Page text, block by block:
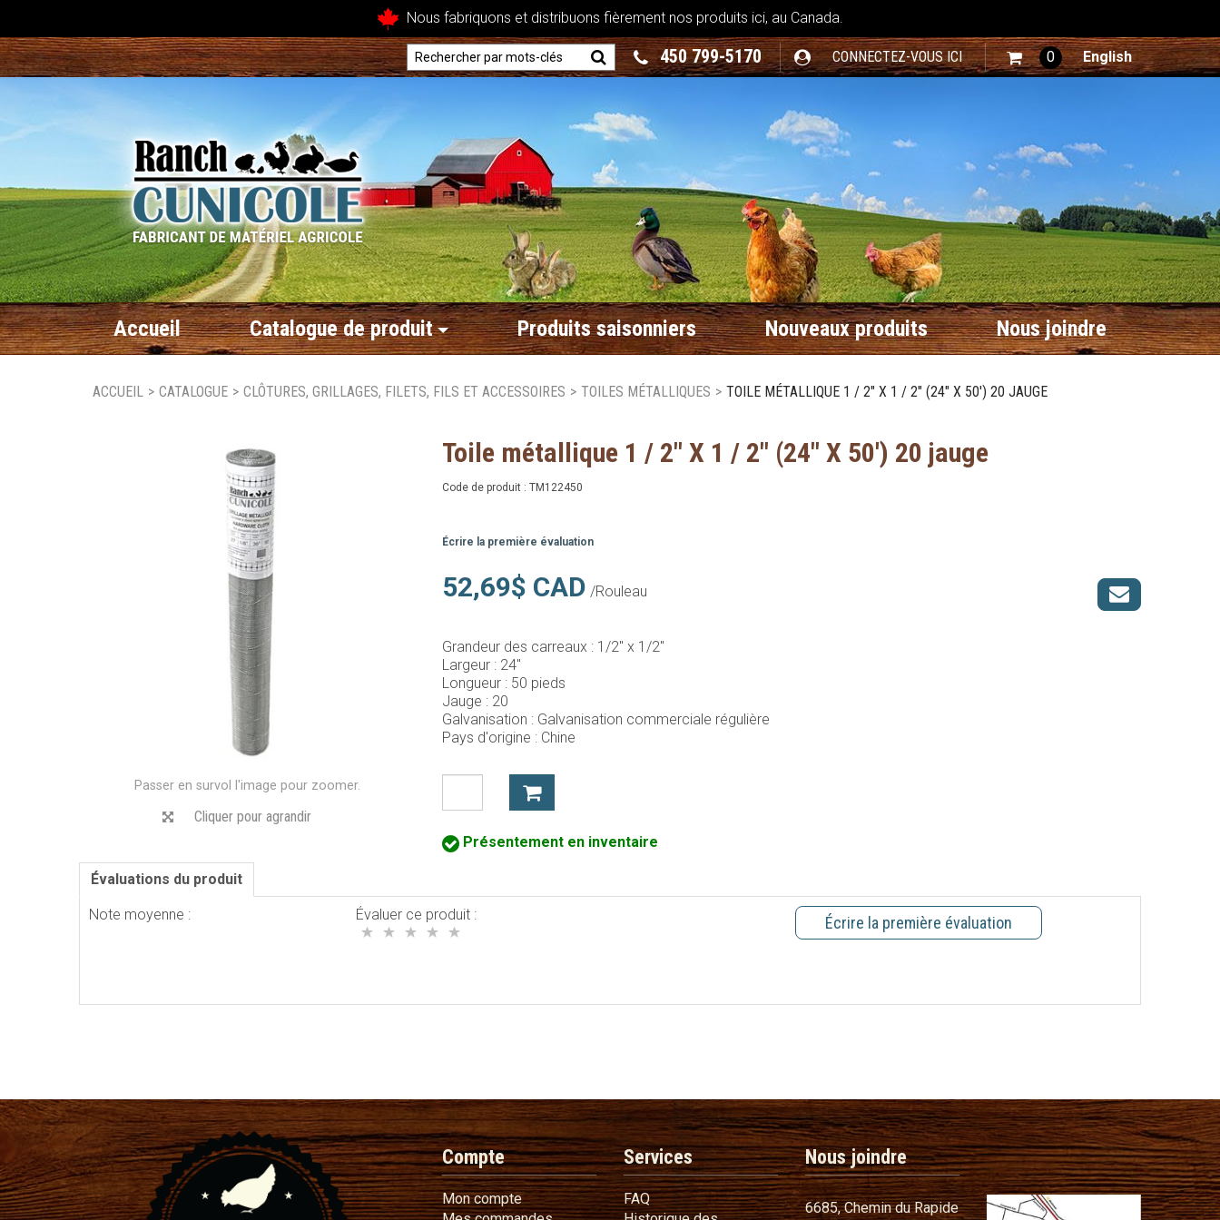
Nous fabriquons et distribuons fièrement nos produits ici, au Canada.
450 799-5170 CONNECTEZ-VOUS ICI 0 English
Accueil Catalogue de produit Produits saisonniers Nouveaux produits Nous joindre
ACCUEIL > CATALOGUE > CLÔTURES, GRILLAGES, FILETS, FILS ET ACCESSOIRES > TOILES MÉTALLIQUES > TOILE MÉTALLIQUE 1 / 2" X 1 / 2" (24" X 50') 20 JAUGE
Passer en survol l'image pour zoomer.
Cliquer pour agrandir
Toile métallique 1 / 2" X 1 / 2" (24" X 50') 20 jauge
Code de produit : TM122450
Écrire la première évaluation
52,69$ CAD /Rouleau
Grandeur des carreaux : 1/2" x 1/2"
Largeur : 24"
Longueur : 50 pieds
Jauge : 20
Galvanisation : Galvanisation commerciale régulière
Pays d'origine : Chine
Présentement en inventaire
Évaluations du produit
Note moyenne : Évaluer ce produit : Écrire la première évaluation
Compte
Mon compteMon compte
Services
FAQFAQ
Nous joindre
6685, Chemin du Rapide